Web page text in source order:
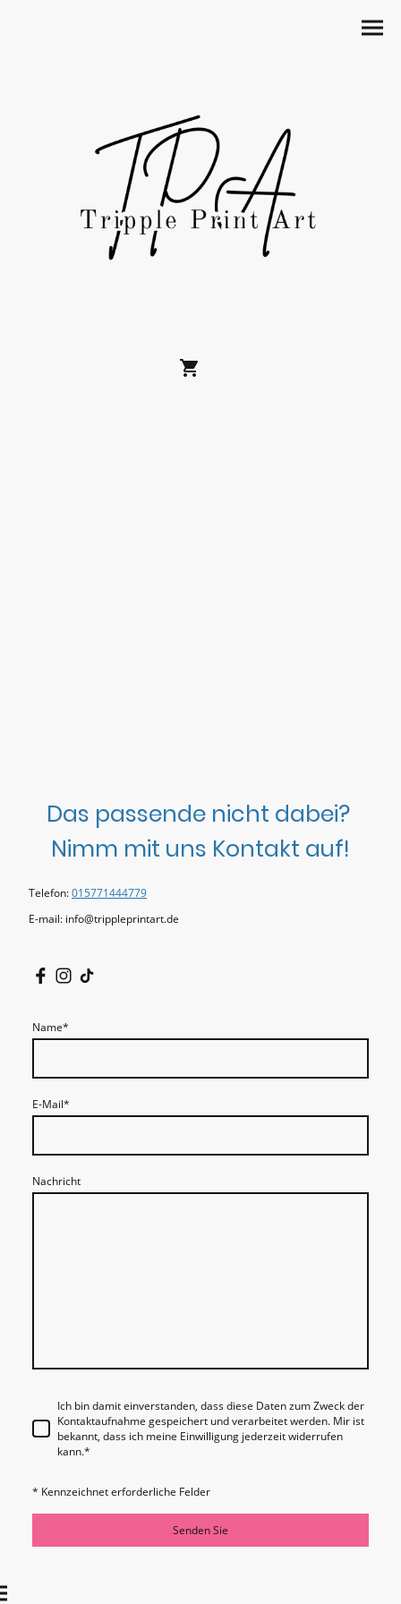
Das passende nicht dabei?
Nimm mit uns Kontakt auf!
Telefon:015771444779
E-mail: info@trippleprintart.de
Name*
E-Mail*
Nachricht
Ich bin damit einverstanden, dass diese Daten zum Zweck der
Kontaktaufnahme gespeichert und verarbeitet werden. Mir ist
bekannt, dass ich meine Einwilligung jederzeit widerrufen
kann.*
* Kennzeichnet erforderliche Felder
Senden Sie